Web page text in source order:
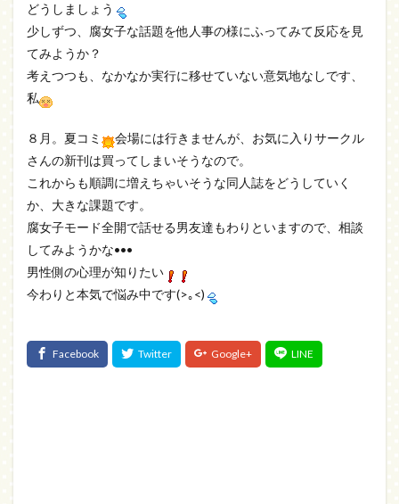
どうしましょう
少しずつ、腐女子な話題を他人事の様にふってみて反応を見
てみようか？
考えつつも、なかなか実行に移せていない意気地なしです、
私
８月。夏コミ
会場には行きませんが、お気に入りサークル
さんの新刊は買ってしまいそうなので。
これからも順調に増えちゃいそうな同人誌をどうしていく
か、大きな課題です。
腐女子モード全開で話せる男友達もわりといますので、相談
してみようかな•••
男性側の心理が知りたい
今わりと本気で悩み中です(>｡<)